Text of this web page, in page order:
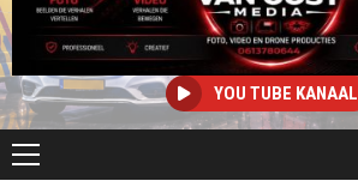
YOU TUBE KANAAL
Primair